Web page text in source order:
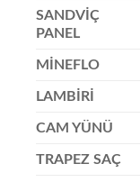
SANDVİÇ
PANEL
MİNEFLO
LAMBİRİ
CAM YÜNÜ
TRAPEZ SAÇ